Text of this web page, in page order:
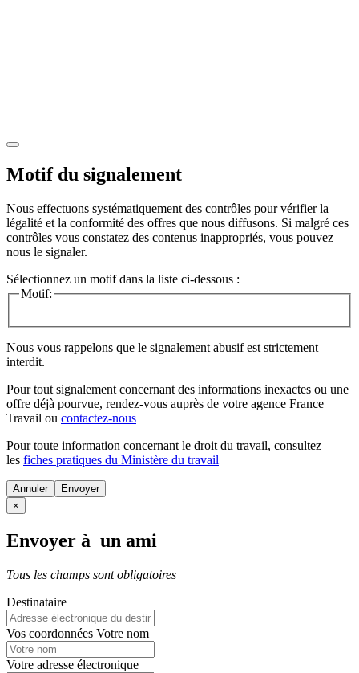
Motif du signalement
Nous effectuons systématiquement des contrôles pour vérifier la
légalité et la conformité des offres que nous diffusons. Si malgré ces
contrôles vous constatez des contenus inappropriés, vous pouvez
nous le signaler.
Sélectionnez un motif dans la liste ci-dessous :
Motif:
Nous vous rappelons que le signalement abusif est strictement
interdit.
Pour tout signalement concernant des informations inexactes ou une
offre déjà pourvue, rendez-vous auprès de votre agence France
Travail ou contactez-nous
Pour toute information concernant le droit du travail, consultez
les fiches pratiques du Ministère du travail
Annuler
×
Envoyer à un ami
Tous les champs sont obligatoires
Destinataire
Vos coordonnées Votre nom
Votre adresse électronique